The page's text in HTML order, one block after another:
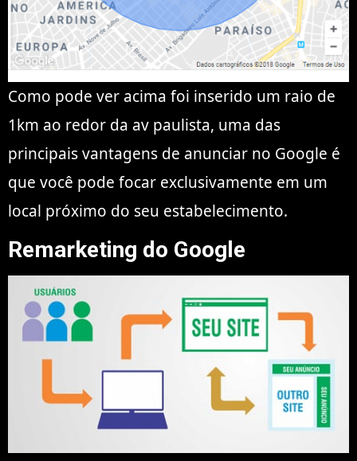
Como pode ver acima foi inserido um raio de
1km ao redor da av paulista, uma das
principais vantagens de anunciar no Google é
que você pode focar exclusivamente em um
local próximo do seu estabelecimento.
Remarketing do Google